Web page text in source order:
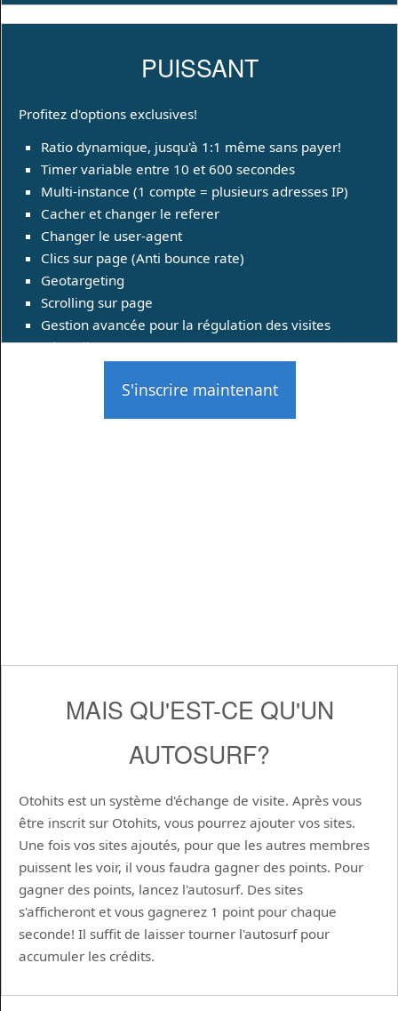
PUISSANT
Profitez d'options exclusives!
Ratio dynamique, jusqu'à 1:1 même sans payer!
Timer variable entre 10 et 600 secondes
Multi-instance (1 compte = plusieurs adresses IP)
Cacher et changer le referer
Changer le user-agent
Clics sur page (Anti bounce rate)
Geotargeting
Scrolling sur page
Gestion avancée pour la régulation des visites
(Throttling)
S'inscrire maintenant
MAIS QU'EST-CE QU'UN
AUTOSURF?
Otohits est un système d'échange de visite. Après vous
être inscrit sur Otohits, vous pourrez ajouter vos sites.
Une fois vos sites ajoutés, pour que les autres membres
puissent les voir, il vous faudra gagner des points. Pour
gagner des points, lancez l'autosurf. Des sites
s'afficheront et vous gagnerez 1 point pour chaque
seconde! Il suffit de laisser tourner l'autosurf pour
accumuler les crédits.